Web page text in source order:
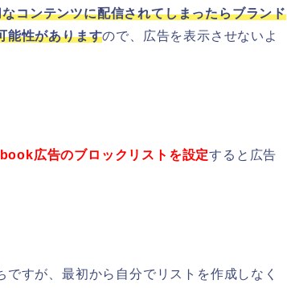
コンテンツに配信されてしまったらブランド
能性がありますので、広告を表示させないよ
広告のブロックリストを設定すると広告
すが、最初から自分でリストを作成しなく